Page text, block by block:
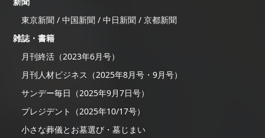
東京新聞 / 中国新聞 / 中日新聞 / 京都新聞
雑誌・書籍
月刊終活（2023年6月号）
月刊人材ビジネス（2025年8月号・9月号）
サンデー毎日（2025年9月7日号）
プレジデント（2025年10/17号）
小さな葬儀とお墓選び・墓じまい